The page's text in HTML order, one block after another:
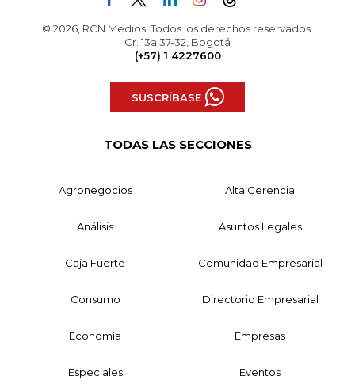
© 2026, RCN Medios. Todos los derechos reservados.
Cr. 13a 37-32, Bogotá
(+57) 1 4227600
SUSCRÍBASE
TODAS LAS SECCIONES
Agronegocios Alta Gerencia
Análisis Asuntos Legales
Caja Fuerte Comunidad Empresarial
Consumo Directorio Empresarial
Economía Empresas
Especiales Eventos